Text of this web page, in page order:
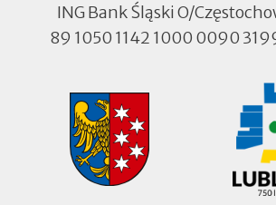
ING Bank Śląski O/
89 1050 1142 1000 0090